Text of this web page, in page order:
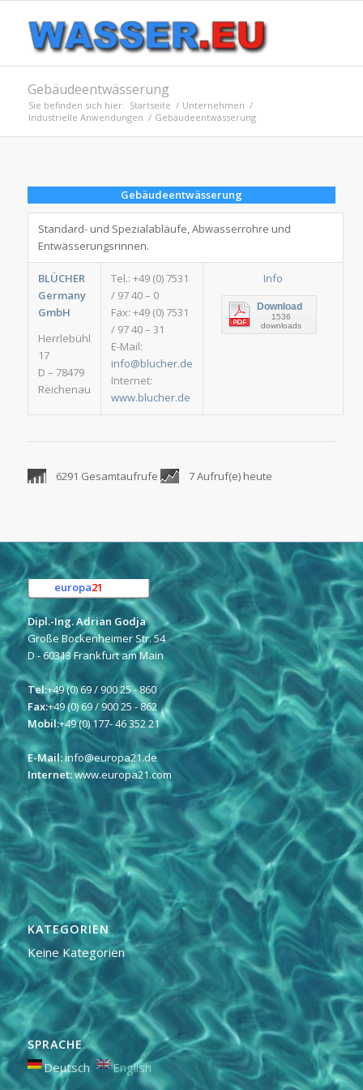
Gebäudeentwässerung
Sie befinden sich hier: Startseite / Unternehmen /
Industrielle Anwendungen / Gebäudeentwässerung
Gebäudeentwässerung
Standard- und Spezialabläufe, Abwasserrohre und
Entwässerungsrinnen.
BLÜCHER
Germany
GmbH
Herrlebühl
17
D – 78479
Reichenau
Tel.: +49 (0) 7531
/ 97 40 – 0
Fax: +49 (0) 7531
/ 97 40 – 31
E-Mail:
info@blucher.de
Internet:
www.blucher.de
Info
Download
1536
downloads
6291 Gesamtaufrufe 7 Aufruf(e) heute
europa21
Dipl.-Ing. Adrian Godja
Große Bockenheimer Str. 54
D - 60313 Frankfurt am Main
Tel:+49 (0) 69 / 900 25 - 860
Fax:+49 (0) 69 / 900 25 - 862
Mobil:+49 (0) 177- 46 352 21
E-Mail:info@europa21.de
Internet:www.europa21.com
KATEGORIEN
Keine Kategorien
SPRACHE
Deutsch English